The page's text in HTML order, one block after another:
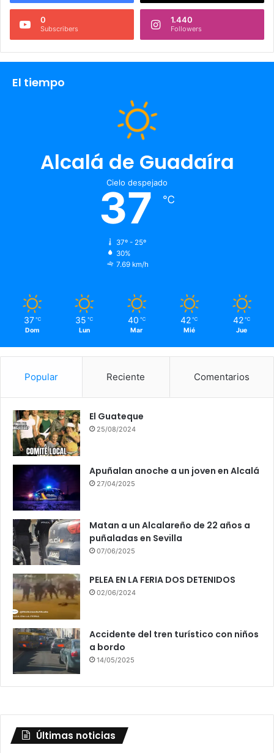
0
Subscribers
1.440
Followers
El tiempo
Alcalá de Guadaíra
Cielo despejado
37 ℃
37º - 25º
30%
7.69 km/h
37 ℃
Dom
35 ℃
Lun
40 ℃
Mar
42 ℃
Mié
42 ℃
Jue
Popular Reciente Comentarios
El Guateque
25/08/2024
Apuñalan anoche a un joven en Alcalá
27/04/2025
Matan a un Alcalareño de 22 años a
puñaladas en Sevilla
07/06/2025
PELEA EN LA FERIA DOS DETENIDOS
02/06/2024
Accidente del tren turístico con niños
a bordo
14/05/2025
Últimas noticias